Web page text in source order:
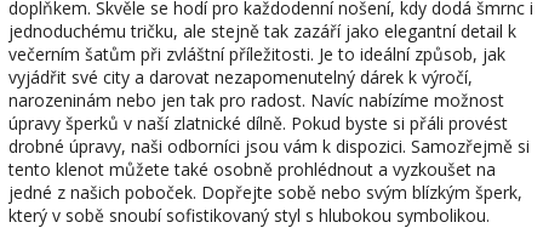
doplňkem. Skvěle se hodí pro každodenní nošení, kdy dodá šmrnc i
jednoduchému tričku, ale stejně tak zazáří jako elegantní detail k
večerním šatům při zvláštní příležitosti. Je to ideální způsob, jak
vyjádřit své city a darovat nezapomenutelný dárek k výročí,
narozeninám nebo jen tak pro radost. Navíc nabízíme možnost
úpravy šperků v naší zlatnické dílně. Pokud byste si přáli provést
drobné úpravy, naši odborníci jsou vám k dispozici. Samozřejmě si
tento klenot můžete také osobně prohlédnout a vyzkoušet na
jedné z našich poboček. Dopřejte sobě nebo svým blízkým šperk,
který v sobě snoubí sofistikovaný styl s hlubokou symbolikou.